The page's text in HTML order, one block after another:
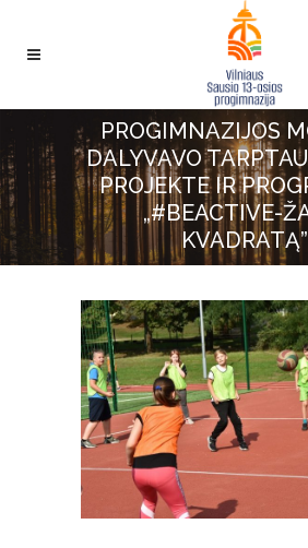
PROGIMNAZIJOS
DALYVAVO
PROJEKTE IR
„#BEACTIVE-
KVADRATĄ”